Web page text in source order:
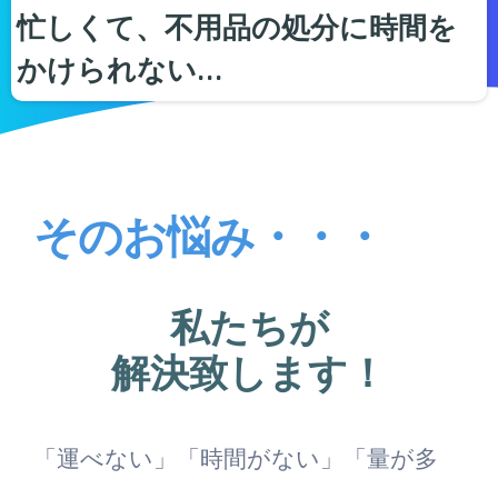
忙しくて、不用品の処分に時間を
かけられない…
そのお悩み・・・
私たちが
解決致します！
「運べない」「時間がない」「量が多